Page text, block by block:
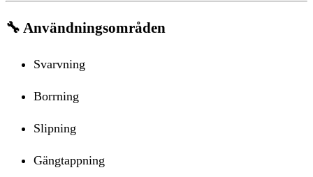
🔧 Användningsområden
Svarvning
Borrning
Slipning
Gängtappning